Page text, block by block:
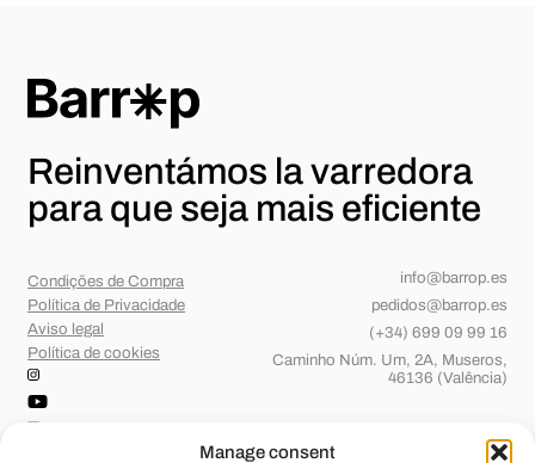
Manage consent
Reinventámos la varredora
para que seja mais eficiente
info@barrop.es
pedidos@barrop.es
(+34) 699 09 99 16
Caminho Núm. Um, 2A, Museros,
46136 (Valência)
Condições de Compra
Política de Privacidade
Aviso legal
Política de cookies